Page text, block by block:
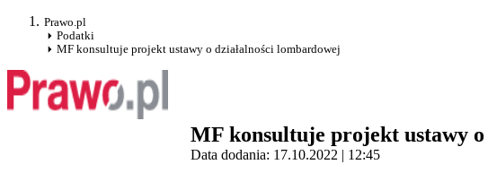
Prawo.pl
Podatki
MF konsultuje projekt ustawy o działalności lombardowej
MF konsultuje projekt ustawy
Data dodania: 17.10.2022 | 12:45